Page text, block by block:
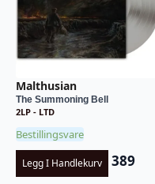
Malthusian
The Summoning Bell
2LP - LTD
Bestillingsvare
Legg I Handlekurv 389